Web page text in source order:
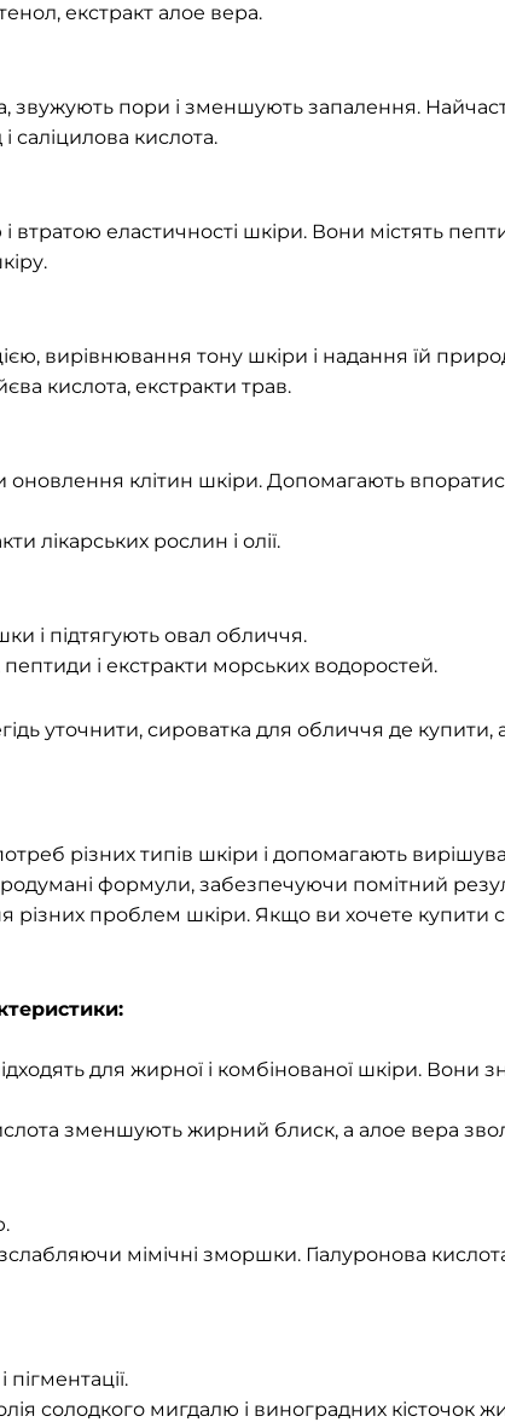
екстракт алое вера.
пори і зменшують запалення.
саліцилова кислота.
втратою еластичності шкіри. Вони містять
вирівнювання тону шкіри і надання їй
кислота, екстракти трав.
клітин шкіри. Допомагають
лікарських рослин і олії.
і підтягують овал обличчя.
пептиди і екстракти морських водоростей.
уточнити, сироватка для обличчя де купити,
різних типів шкіри і допомагають
формули, забезпечуючи помітний
різних проблем шкіри. Якщо ви хочете
для жирної і комбінованої шкіри. Вони
зменшують жирний блиск, а алое вера
мімічні зморшки. Гіалуронова
солодкого мигдалю і виноградних кісточок